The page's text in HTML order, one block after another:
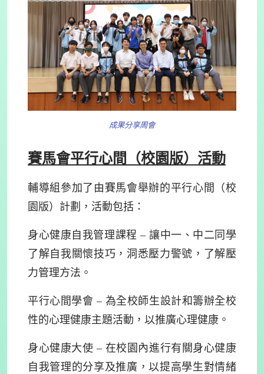
成果分享周會
賽馬會平行心間（校園版）活動
輔導組參加了由賽馬會舉辦的平行心間（校
園版）計劃， 活動包括：
身心健康自我管理課程 – 讓中一、中二同學
了解自我關懷技巧，洞悉壓力警號，了解壓
力管理方法。
平行心間學會 – 為全校師生設計和籌辦全校
性的心理健康主題活動，以推廣心理健康。
身心健康大使 – 在校園內進行有關身心健康
自我管理的分享及推廣，以提高學生對情緒